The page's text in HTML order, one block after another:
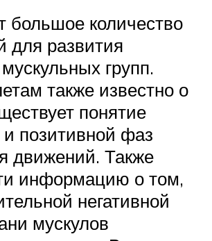
большое количество
для развития
групп.
также известно о
понятие
и позитивной фаз
движений. Также
информацию о том,
негативной
мускулов